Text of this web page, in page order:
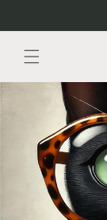
content